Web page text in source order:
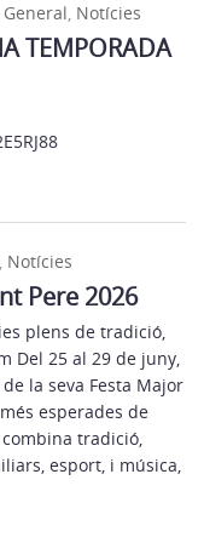
General, Notícies
TEMPORADA
, Notícies
Pere 2026
plens de tradició,
Del 25 al 29 de juny,
la seva Festa Major
esperades de
tradició,
esport, i música,